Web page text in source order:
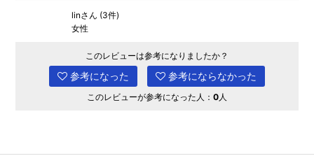
linさん (3件)
女性
このレビューは参考になりましたか？
参考になった 参考にならなかった
このレビューが参考になった人： 0 人